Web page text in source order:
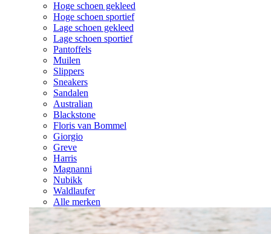
Hoge schoen gekleed
Hoge schoen sportief
Lage schoen gekleed
Lage schoen sportief
Pantoffels
Muilen
Slippers
Sneakers
Sandalen
Australian
Blackstone
Floris van Bommel
Giorgio
Greve
Harris
Magnanni
Nubikk
Waldlaufer
Alle merken